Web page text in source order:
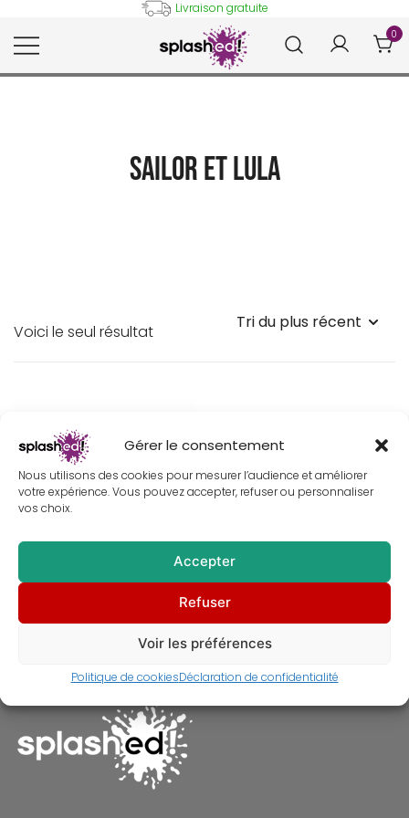
Gérer le consentement
Nous utilisons des cookies pour mesurer l’audience et améliorer
votre expérience. Vous pouvez accepter, refuser ou personnaliser
vos choix.
Accepter
Refuser
Voir les préférences
Politique de cookiesDéclaration de confidentialité
to
content
Livraison gratuite
0
Sailor et Lula
Voici le seul résultat
Laura Dern dans Sailor et Lula –
30,00€